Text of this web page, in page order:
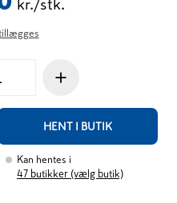
kr./stk.
tillægges
+
HENT I BUTIK
Kan hentes i
47 butikker (vælg butik)